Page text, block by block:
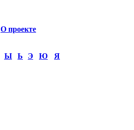
О проекте
Ы Ь Э Ю Я